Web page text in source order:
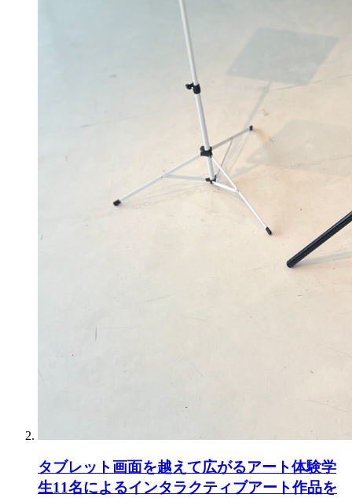
タブレット画面を越えて広がるアート体験学
生11名によるインタラクティブアート作品を